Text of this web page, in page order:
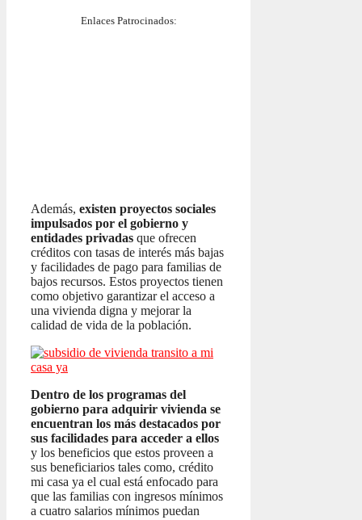
Enlaces Patrocinados:
Además, existen proyectos sociales
impulsados por el gobierno y
entidades privadas que ofrecen
créditos con tasas de interés más bajas
y facilidades de pago para familias de
bajos recursos. Estos proyectos tienen
como objetivo garantizar el acceso a
una vivienda digna y mejorar la
calidad de vida de la población.
Dentro de los programas del
gobierno para adquirir vivienda se
encuentran los más destacados por
sus facilidades para acceder a ellos
y los beneficios que estos proveen a
sus beneficiarios tales como, crédito
mi casa ya el cual está enfocado para
que las familias con ingresos mínimos
a cuatro salarios mínimos puedan